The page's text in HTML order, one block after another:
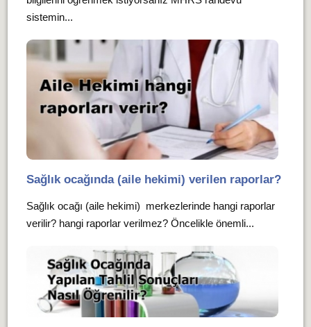
sistemin...
Sağlık ocağında (aile hekimi) verilen raporlar?
Sağlık ocağı (aile hekimi) merkezlerinde hangi raporlar
verilir? hangi raporlar verilmez? Öncelikle önemli...